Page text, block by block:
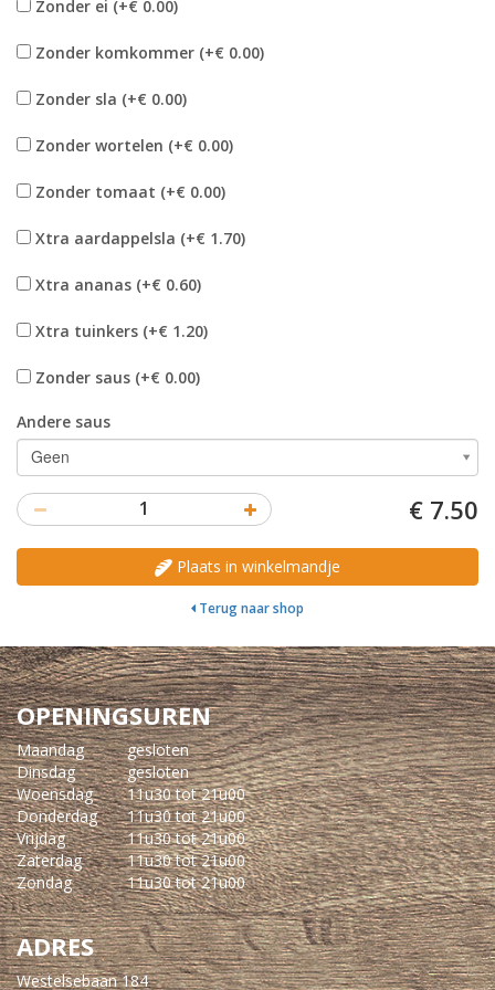
Zonder ei (+€ 0.00)
Zonder komkommer (+€ 0.00)
Zonder sla (+€ 0.00)
Zonder wortelen (+€ 0.00)
Zonder tomaat (+€ 0.00)
Xtra aardappelsla (+€ 1.70)
Xtra ananas (+€ 0.60)
Xtra tuinkers (+€ 1.20)
Zonder saus (+€ 0.00)
Andere saus
Geen
1 € 7.50
Plaats in winkelmandje
Terug naar shop
OPENINGSUREN
Maandag
gesloten
Dinsdag
gesloten
Woensdag
11u30 tot 21u00
Donderdag
11u30 tot 21u00
Vrijdag
11u30 tot 21u00
Zaterdag
11u30 tot 21u00
Zondag
11u30 tot 21u00
ADRES
Westelsebaan 184